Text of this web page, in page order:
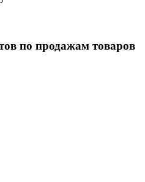
по продажам товаров